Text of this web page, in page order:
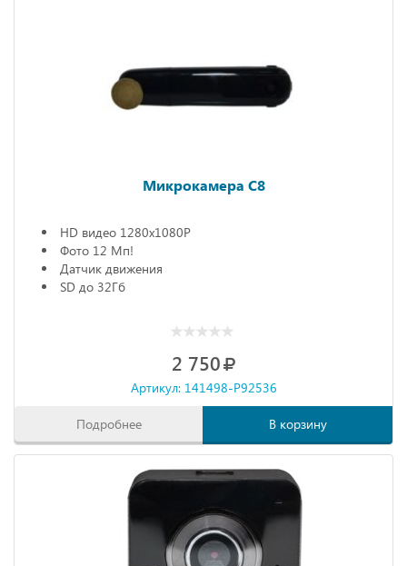
Микрокамера С8
HD видео 1280х1080P
Фото 12 Мп!
Датчик движения
SD до 32Гб
2 750
Артикул: 141498-P92536
Подробнее В корзину